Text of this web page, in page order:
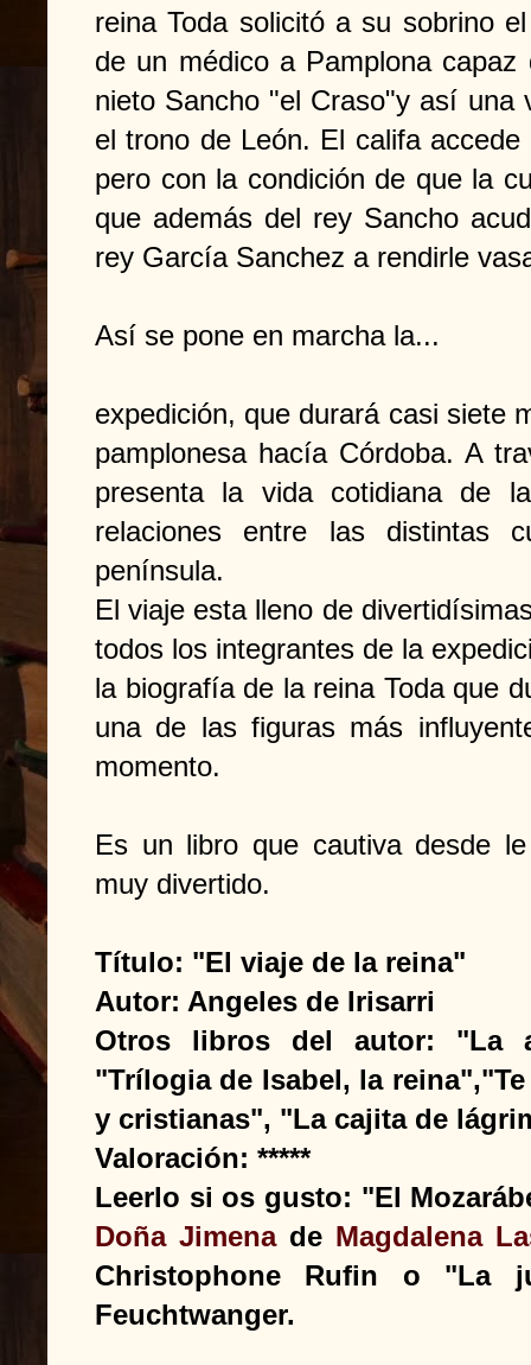
reina Toda solicitó a su sobrino
de un médico a Pamplona
nieto Sancho "el Craso"y así una
el trono de León. El califa
pero con la condición de que la
que además del rey Sancho
rey García Sanchez a rendirle
Así se pone en marcha la...
expedición, que durará casi siete
pamplonesa hacía Córdoba. A
presenta la vida cotidiana de
relaciones entre las distintas
península.
El viaje esta lleno de
todos los integrantes de la
la biografía de la reina Toda que
una de las figuras más
momento.
Es un libro que cautiva desde
muy divertido.
Título: "El viaje de la reina"
Autor: Angeles de Irisarri
Otros libros del autor: "La
"Trílogia de Isabel, la
y cristianas", "La cajita de
Valoración: *****
Leerlo si os gusto: "El
Doña Jimenade Magdalena
Christophone Rufin o "La
Feuchtwanger.